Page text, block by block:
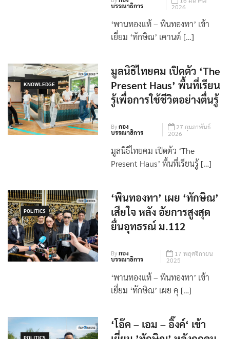
Byกอง
บรรณาธิการ
16 มีนาคม
2026
KNOWLEDGE
มูลนิธิไทยคม เปิดตัว ‘The
Present Haus’ พื้นที่เรียน
รู้เพื่อการใช้ชีวิตอย่างตื่นรู้
Byกอง
บรรณาธิการ
27 กุมภาพันธ์
2026
POLITICS
‘พินทองทา’ เผย ‘ทักษิณ’
เสียใจ หลัง อัยการสูงสุด
ยื่นอุทธรณ์ ม.112
Byกอง
บรรณาธิการ
17 พฤศจิกายน
2025
‘พานทองแท้ – พินทองทา’ เข้า